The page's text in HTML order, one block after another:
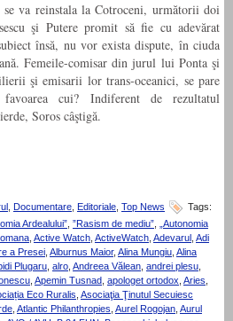
se va reinstala la Cotroceni, următorii doi
şi Putere promit să fie cu adevărat
însă, nu vor exista dispute, în ciuda
Femeile-comisar din jurul lui Ponta şi
şi emisarii lor trans-oceanici, se pare
cui? Indiferent de rezultatul
Soros câştigă.
Documentare Editoriale Top News
Tags:
Ardealului”, ”Rasism de mediu”, „Autonomia
, Active Watch, ActiveWatch, Adevarul , Adi
a Presei, Alburnus Maior, Alina Mungiu, Alina
Plugaru, alro, Andreea Vălean, andrei plesu,
, Apemin Tusnad, apologet ortodox, Aries,
Eco Ruralis, Asociaţia Ţinutul Secuiesc
, Atlantic Philanthropies, Aurel Rogojan, Aurul